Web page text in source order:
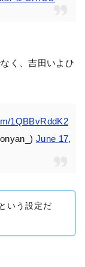
く、吉田いよひ
1QBBvRddK2
June 17,
いう設定だ